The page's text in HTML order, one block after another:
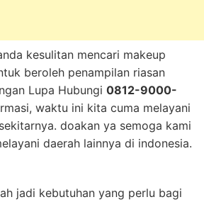
kesulitan mencari makeup
beroleh penampilan riasan
Lupa Hubungi 0812-9000-
waktu ini kita cuma melayani
doakan ya semoga kami
daerah lainnya di indonesia.
jadi kebutuhan yang perlu bagi